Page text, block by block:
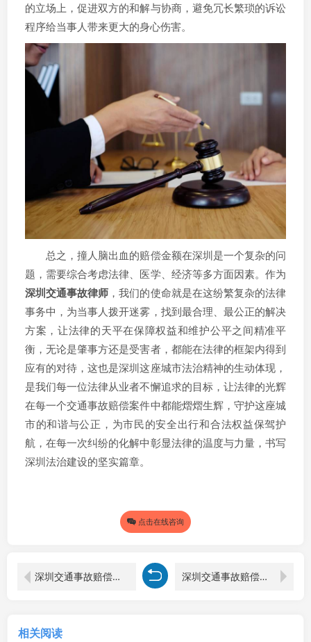
的立场上，促进双方的和解与协商，避免冗长繁琐的诉讼
程序给当事人带来更大的身心伤害。
总之，撞人脑出血的赔偿金额在深圳是一个复杂的问
题，需要综合考虑法律、医学、经济等多方面因素。作为
深圳交通事故律师 ，我们的使命就是在这纷繁复杂的法律
事务中，为当事人拨开迷雾，找到最合理、最公正的解决
方案，让法律的天平在保障权益和维护公平之间精准平
衡，无论是肇事方还是受害者，都能在法律的框架内得到
应有的对待，这也是深圳这座城市法治精神的生动体现，
是我们每一位法律从业者不懈追求的目标，让法律的光辉
在每一个交通事故赔偿案件中都能熠熠生辉，守护这座城
市的和谐与公正，为市民的安全出行和合法权益保驾护
航，在每一次纠纷的化解中彰显法律的温度与力量，书写
深圳法治建设的坚实篇章。
点击在线咨询
深圳交通事故赔偿律师解析营运车辆事故赔偿责任归属 深圳交通事故赔偿律师剖析：70 岁老人交通事故全责赔偿金额的多维考量
相关阅读